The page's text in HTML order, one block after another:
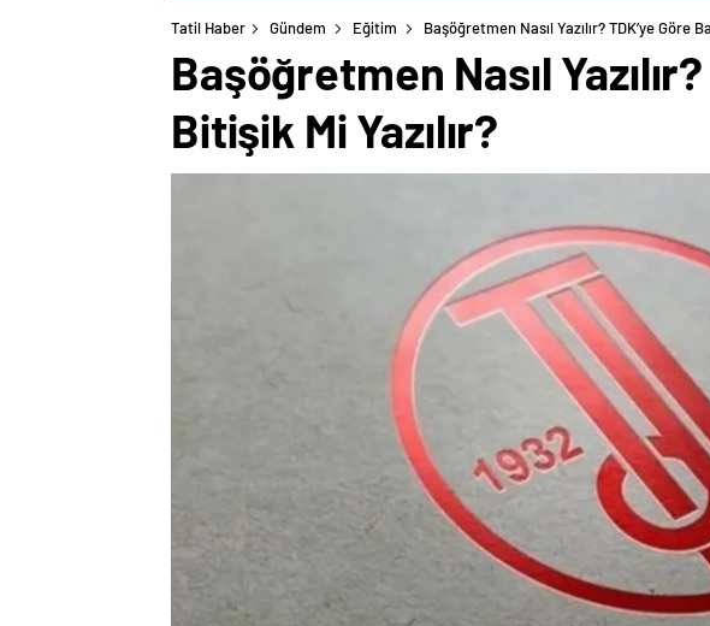
Tatil Haber Gündem Eğitim Başöğretmen Nasıl Yazılır? TDK’ye Göre
Başöğretmen Nasıl
Bitişik Mi Yazılır?